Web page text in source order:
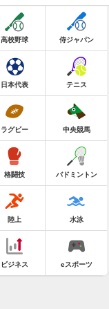
高校野球 侍ジャパン
日本代表 テニス
ラグビー 中央競馬
格闘技 バドミントン
陸上 水泳
ビジネス eスポーツ